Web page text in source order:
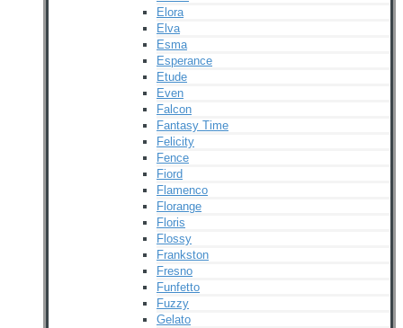
Elora
Elva
Esma
Esperance
Etude
Even
Falcon
Fantasy Time
Felicity
Fence
Fiord
Flamenco
Florange
Floris
Flossy
Frankston
Fresno
Funfetto
Fuzzy
Gelato